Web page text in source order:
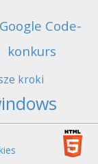
Google Code-
konkurs
kroki